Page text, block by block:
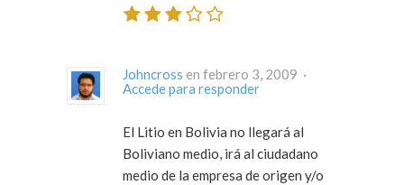
Johncross
en febrero 3, 2009 ·
Accede para responder
El Litio en Bolivia no llegará al
Boliviano medio, irá al ciudadano
medio de la empresa de origen y/o